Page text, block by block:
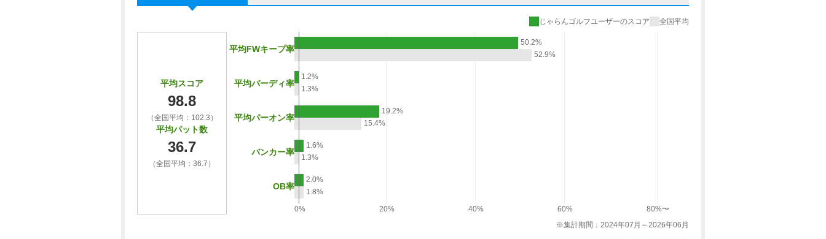
じゃらんゴルフユーザーのスコア 全国平均
平均スコア
98.8
（全国平均：102.3）
平均パット数
36.7
（全国平均：36.7）
平均FWキープ率
50.2%
52.9%
平均バーディ率
1.2%
1.3%
平均パーオン率
19.2%
15.4%
バンカー率
1.6%
1.3%
OB率
2.0%
1.8%
0%
20% 40% 60%
80%〜
※集計期間：2024年07月～2026年06月